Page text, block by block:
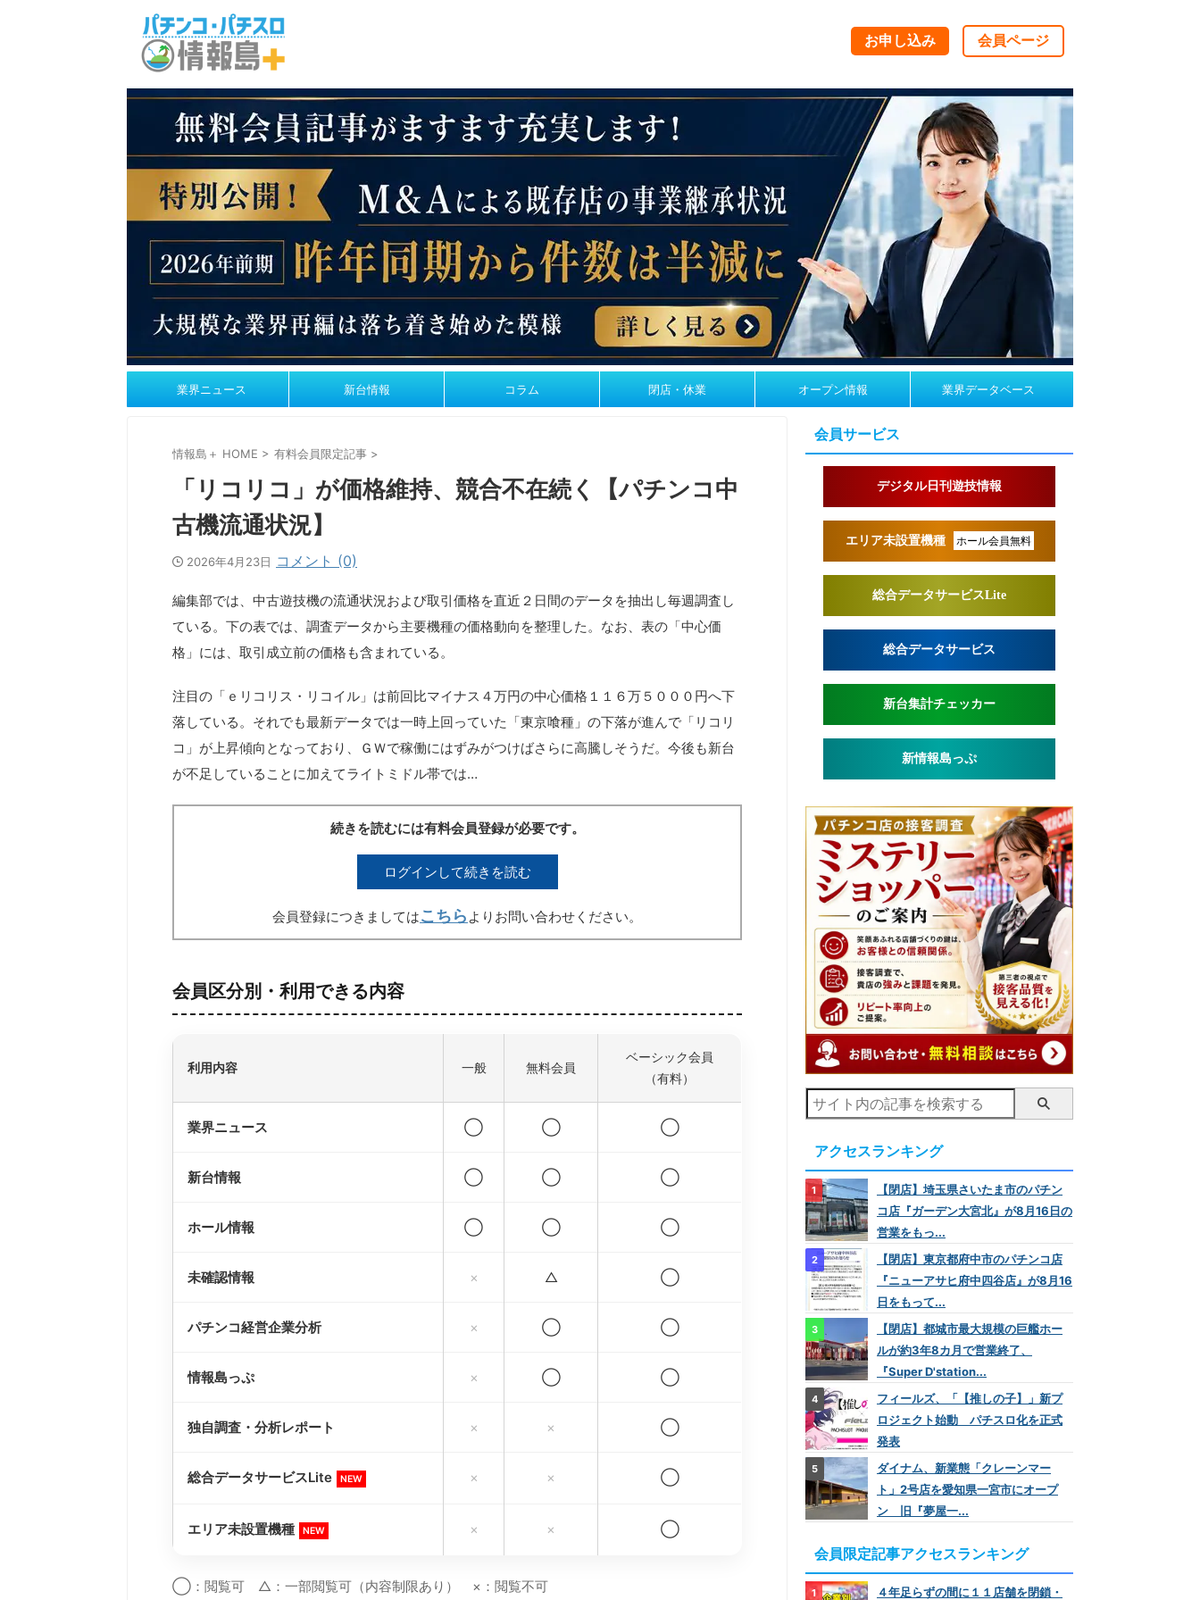
お申し込み 会員ページ
業界ニュース 新台情報 コラム 閉店・休業 オープン情報 業界データベース
情報島＋ HOME > 有料会員限定記事 >
「リコリコ」が価格維持、競合不在続く【パチンコ中
古機流通状況】
2026年4月23日 コメント (0)
編集部では、中古遊技機の流通状況および取引価格を直近２日間のデータを抽出し毎週調査し
ている。下の表では、調査データから主要機種の価格動向を整理した。なお、表の「中心価
格」には、取引成立前の価格も含まれている。
注目の「ｅリコリス・リコイル」は前回比マイナス４万円の中心価格１１６万５０００円へ下
落している。それでも最新データでは一時上回っていた「東京喰種」の下落が進んで「リコリ
コ」が上昇傾向となっており、ＧＷで稼働にはずみがつけばさらに高騰しそうだ。今後も新台
が不足していることに加えてライトミドル帯では…
続きを読むには有料会員登録が必要です。
ログインして続きを読む
会員登録につきましてはこちら よりお問い合わせください。
会員区分別・利用できる内容
利用内容 一般 無料会員
ベーシック会員
（有料）
業界ニュース ◯ ◯ ◯
新台情報 ◯ ◯ ◯
ホール情報 ◯ ◯ ◯
未確認情報 × △ ◯
パチンコ経営企業分析 × ◯ ◯
情報島っぷ × ◯ ◯
独自調査・分析レポート × × ◯
総合データサービスLite NEW × × ◯
エリア未設置機種 NEW × × ◯
◯：閲覧可 △：一部閲覧可（内容制限あり） ×：閲覧不可
会員サービス
デジタル日刊遊技情報
エリア未設置機種 ホール会員無料
総合データサービスLite
総合データサービス
新台集計チェッカー
新情報島っぷ
アクセスランキング
【閉店】埼玉県さいたま市のパチン
コ店『ガーデン大宮北』が8月16日の
営業をもっ...
【閉店】東京都府中市のパチンコ店
『ニューアサヒ府中四谷店』が8月16
日をもって...
【閉店】都城市最大規模の巨艦ホー
ルが約3年8カ月で営業終了、
『Super D'station...
フィールズ、「【推しの子】」新プ
ロジェクト始動 パチスロ化を正式
発表
ダイナム、新業態「クレーンマー
ト」2号店を愛知県一宮市にオープ
ン 旧『夢屋一...
会員限定記事アクセスランキング
４年足らずの間に１１店舗を閉鎖・